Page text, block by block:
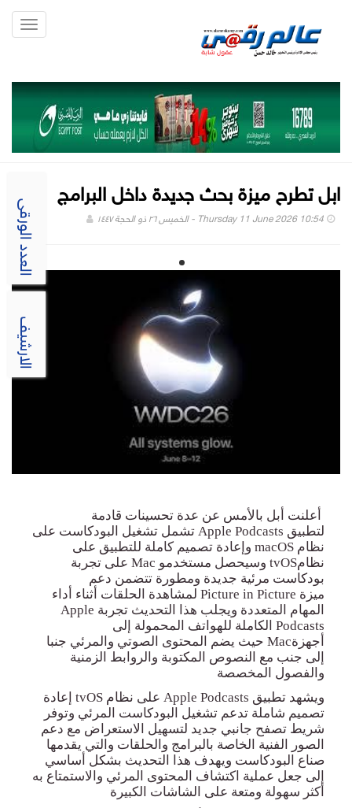
العدد الورقى
الارشيف
ابل تطرح ميزة بحث جديدة داخل البرامج
Thursday 11 June 2026 10:54 - الخميس ٢٦ ذو الحجة ١٤٤٧
أعلنت أبل بالأمس عن عدة تحسينات قادمة
لتطبيق
تشمل تشغيل البودكاست على
نظام
وإعادة تصميم كاملة للتطبيق على
نظامtvOS وسيحصل مستخدمو
على تجربة
بودكاست مرئية جديدة ومطورة تتضمن دعم
ميزة
لمشاهدة الحلقات أثناء أداء
المهام المتعددة ويجلب هذا التحديث تجربة Apple
Podcasts الكاملة للهواتف المحمولة إلى
أجهزةMac حيث يضم المحتوى الصوتي والمرئي جنبا
إلى جنب مع النصوص المكتوبة والروابط الزمنية
والفصول المخصصة
ويشهد تطبيق
على نظام
إعادة
تصميم شاملة تدعم تشغيل البودكاست المرئي وتوفر
شريط تصفح جانبي جديد لتسهيل الاستعراض مع دعم
الصور الفنية الخاصة بالبرامج والحلقات والتي يقدمها
صناع البودكاست ويهدف هذا التحديث بشكل أساسي
إلى جعل عملية اكتشاف المحتوى المرئي والاستمتاع به
أكثر سهولة ومتعة على الشاشات الكبيرة